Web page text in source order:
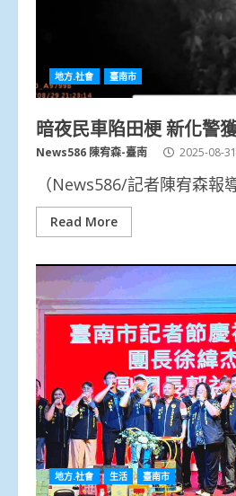
地方.社會 臺南市
暗夜民車陷田梗 新化警
News586 陳宥森-臺南 2025-08-31
（News586/記者陳宥森報
Read More
地方.社會 生活 臺南市